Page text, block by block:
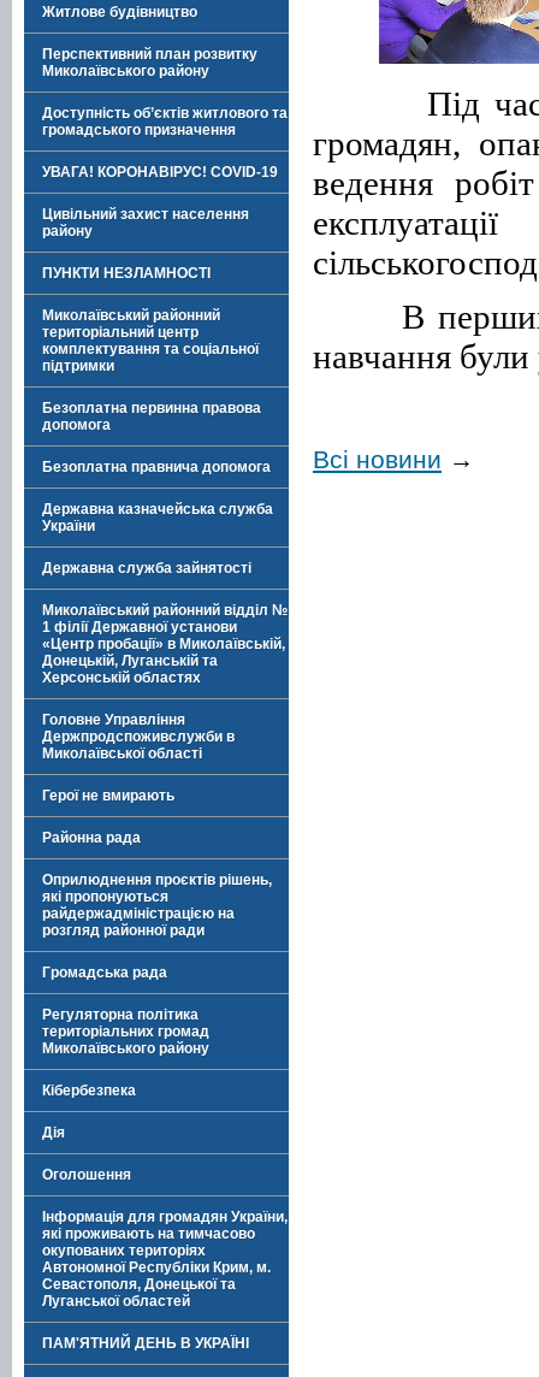
Житлове будівництво
Перспективний план розвитку
Миколаївського району
Доступність об’єктів житлового та
громадського призначення
УВАГА! КОРОНАВІРУС! COVID-19
Цивільний захист населення
району
ПУНКТИ НЕЗЛАМНОСТІ
Миколаївський районний
територіальний центр
комплектування та соціальної
підтримки
Безоплатна первинна правова
допомога
Безоплатна правнича допомога
Державна казначейська служба
України
Державна служба зайнятості
Миколаївський районний відділ №
1 філії Державної установи
«Центр пробації» в Миколаївській,
Донецькій, Луганській та
Херсонській областях
Головне Управління
Держпродспоживслужби в
Миколаївської області
Герої не вмирають
Районна рада
Оприлюднення проєктів рішень,
які пропонуються
райдержадміністрацією на
розгляд районної ради
Громадська рада
Регуляторна політика
територіальних громад
Миколаївського району
Кібербезпека
Дія
Оголошення
Інформація для громадян України,
які проживають на тимчасово
окупованих територіях
Автономної Республіки Крим, м.
Севастополя, Донецької та
Луганської областей
ПАМ'ЯТНИЙ ДЕНЬ В УКРАЇНІ
Під
громадян,
ведення
В
навчання
Всі новини →